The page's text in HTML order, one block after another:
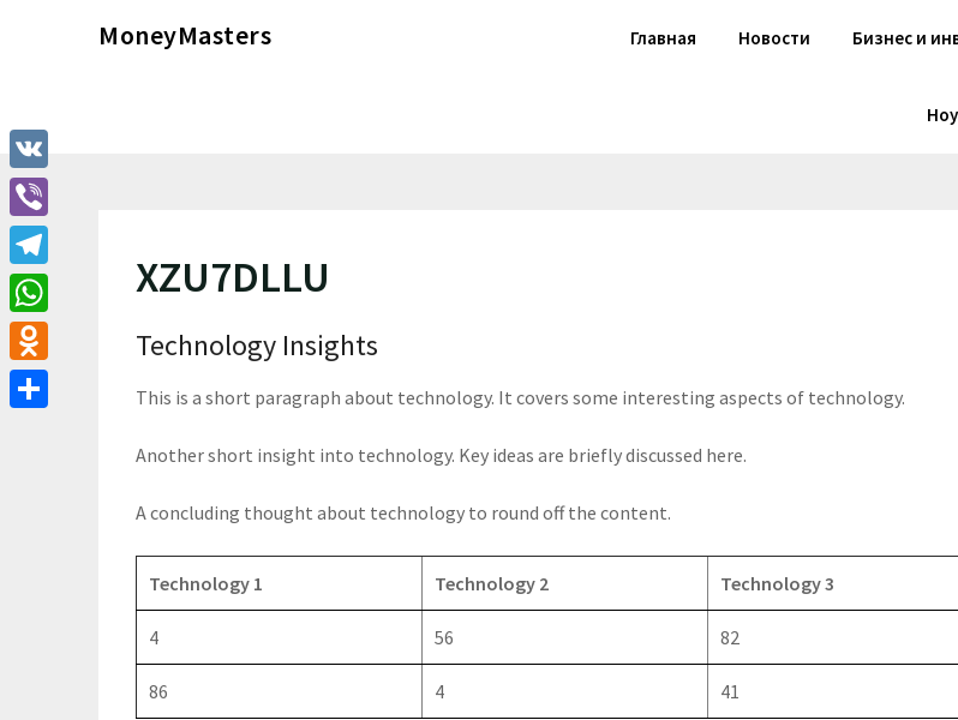
MoneyMasters Главная Новости Бизнес и
XZU7DLLU
Technology Insights
This is a short paragraph about technology. It covers some interesting aspects of technology.
Another short insight into technology. Key ideas are briefly discussed here.
A concluding thought about technology to round off the content.
Technology 1 Technology 2 Technology 3
4 56 82
86 4 41
VK
Viber
Telegram
WhatsApp
Odnoklassniki